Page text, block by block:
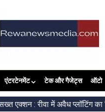
एंटरटेनमेंट टेक और गैजेट्स ऑटो